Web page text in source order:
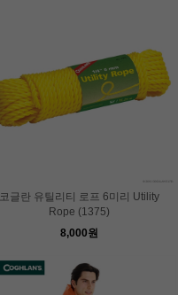
코글란 유틸리티 로프 6미리 Utility
Rope (1375)
8,000원